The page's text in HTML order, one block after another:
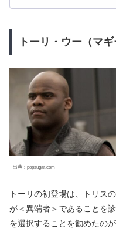
トーリ・ウー（マギ
出典：popsugar.com
トーリの初登場は、トリス
が＜異端者＞であることを
を選択することを勧めたの